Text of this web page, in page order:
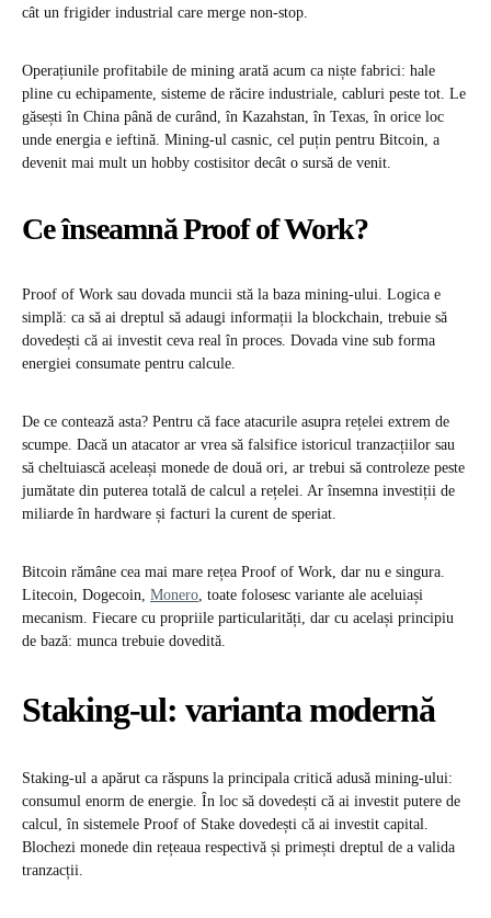
cât un frigider industrial care merge non-stop.
Operațiunile profitabile de mining arată acum ca niște fabrici: hale
pline cu echipamente, sisteme de răcire industriale, cabluri peste tot. Le
găsești în China până de curând, în Kazahstan, în Texas, în orice loc
unde energia e ieftină. Mining-ul casnic, cel puțin pentru Bitcoin, a
devenit mai mult un hobby costisitor decât o sursă de venit.
Ce înseamnă Proof of Work?
Proof of Work sau dovada muncii stă la baza mining-ului. Logica e
simplă: ca să ai dreptul să adaugi informații la blockchain, trebuie să
dovedești că ai investit ceva real în proces. Dovada vine sub forma
energiei consumate pentru calcule.
De ce contează asta? Pentru că face atacurile asupra rețelei extrem de
scumpe. Dacă un atacator ar vrea să falsifice istoricul tranzacțiilor sau
să cheltuiască aceleași monede de două ori, ar trebui să controleze peste
jumătate din puterea totală de calcul a rețelei. Ar însemna investiții de
miliarde în hardware și facturi la curent de speriat.
Bitcoin rămâne cea mai mare rețea Proof of Work, dar nu e singura.
Litecoin, Dogecoin, Monero, toate folosesc variante ale aceluiași
mecanism. Fiecare cu propriile particularități, dar cu același principiu
de bază: munca trebuie dovedită.
Staking-ul: varianta modernă
Staking-ul a apărut ca răspuns la principala critică adusă mining-ului:
consumul enorm de energie. În loc să dovedești că ai investit putere de
calcul, în sistemele Proof of Stake dovedești că ai investit capital.
Blochezi monede din rețeaua respectivă și primești dreptul de a valida
tranzacții.